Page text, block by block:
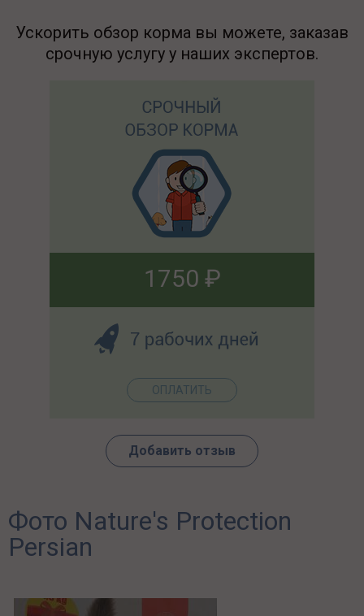
Ускорить обзор корма вы можете, заказав
срочную услугу у наших экспертов.
Добавить отзыв
Фото Nature's Protection
Persian